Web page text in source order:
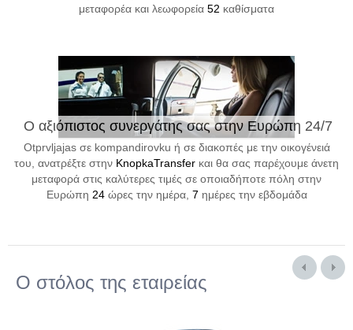
μεταφορέα και λεωφορεία 52 καθίσματα
Ο αξιόπιστος συνεργάτης σας στην Ευρώπη 24/7
Otprvljajas σε kompandirovku ή σε διακοπές με την οικογένειά
του, ανατρέξτε στην KnopkaTransfer και θα σας παρέχουμε άνετη
μεταφορά στις καλύτερες τιμές σε οποιαδήποτε πόλη στην
Ευρώπη 24ώρες την ημέρα, 7 ημέρες την εβδομάδα
Ο στόλος της εταιρείας